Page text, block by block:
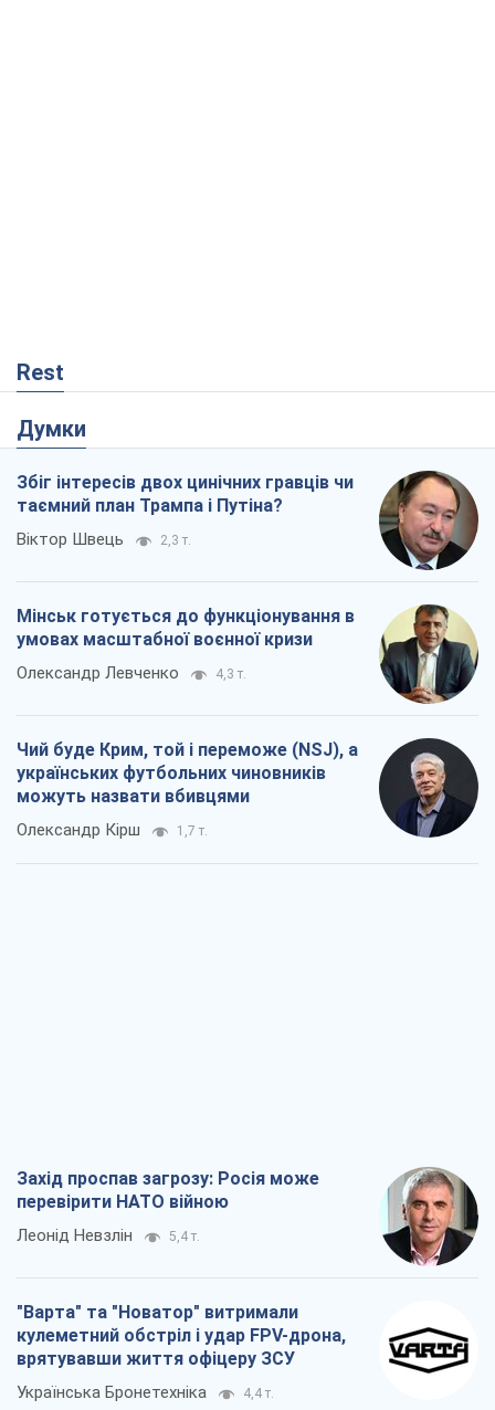
Rest
Думки
Збіг інтересів двох цинічних гравців чи
таємний план Трампа і Путіна?
Віктор Швець 2,3 т.
Мінськ готується до функціонування в
умовах масштабної воєнної кризи
Олександр Левченко 4,3 т.
Чий буде Крим, той і переможе (NSJ), а
українських футбольних чиновників
можуть назвати вбивцями
Олександр Кірш 1,7 т.
Захід проспав загрозу: Росія може
перевірити НАТО війною
Леонід Невзлін 5,4 т.
"Варта" та "Новатор" витримали
кулеметний обстріл і удар FPV-дрона,
врятувавши життя офіцеру ЗСУ
Українська Бронетехніка 4,4 т.